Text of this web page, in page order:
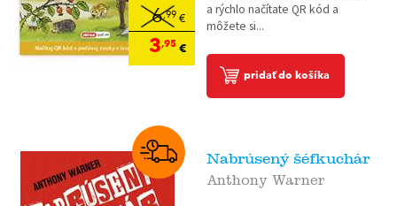
6,99 €
3,95€
a rýchlo načítate QR kód a
môžete si...
pridať do košíka
Nabrúsený šéfkuchár
Anthony Warner